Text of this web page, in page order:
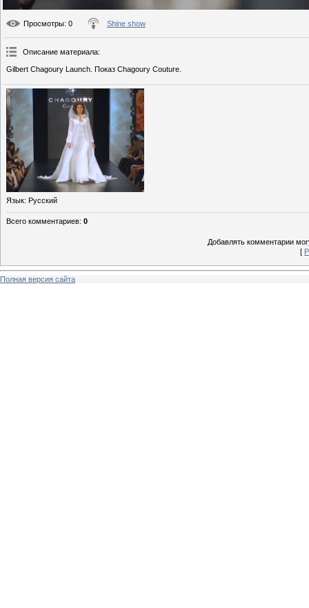
Просмотры: 0 Shine show
Описание материала:
Gilbert Chagoury Launch. Показ Chagoury Couture.
Язык: Русский
Всего комментариев: 0
Добавлять комментарии
[
Полная версия сайта